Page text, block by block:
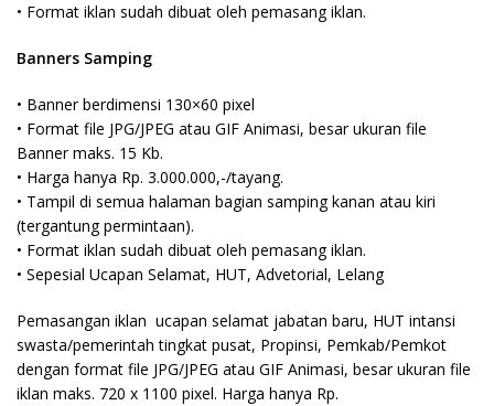
• Format iklan sudah dibuat oleh pemasang iklan.
Banners Samping
• Banner berdimensi 130×60 pixel
• Format file JPG/JPEG atau GIF Animasi, besar ukuran file
Banner maks. 15 Kb.
• Harga hanya Rp. 3.000.000,-/tayang.
• Tampil di semua halaman bagian samping kanan atau kiri
(tergantung permintaan).
• Format iklan sudah dibuat oleh pemasang iklan.
• Sepesial Ucapan Selamat, HUT, Advetorial, Lelang
Pemasangan iklan ucapan selamat jabatan baru, HUT intansi
swasta/pemerintah tingkat pusat, Propinsi, Pemkab/Pemkot
dengan format file JPG/JPEG atau GIF Animasi, besar ukuran file
iklan maks. 720 x 1100 pixel. Harga hanya Rp.